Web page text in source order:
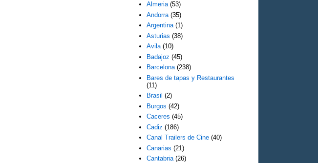
Almeria (53)
Andorra (35)
Argentina (1)
Asturias (38)
Avila (10)
Badajoz (45)
Barcelona (238)
Bares de tapas y Restaurantes
(11)
Brasil (2)
Burgos (42)
Caceres (45)
Cadiz (186)
Canal Trailers de Cine (40)
Canarias (21)
Cantabria (26)